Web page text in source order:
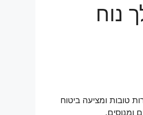
נוח
טובות ומציעה ביטוח
ומנוסים.